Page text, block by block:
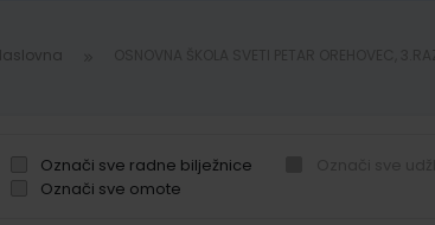
Označi sve radne bilježnice
Označi sve omote